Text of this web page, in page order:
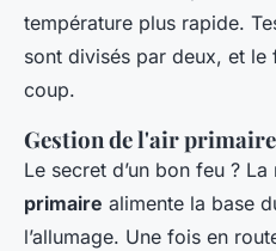
température plus rapide.
sont divisés par deux, et
coup.
Gestion de l'air
Le secret d’un bon feu ? La
primaire alimente la base
l’allumage. Une fois en